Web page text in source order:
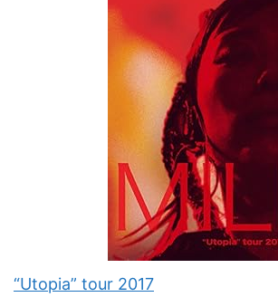
“Utopia” tour 2017